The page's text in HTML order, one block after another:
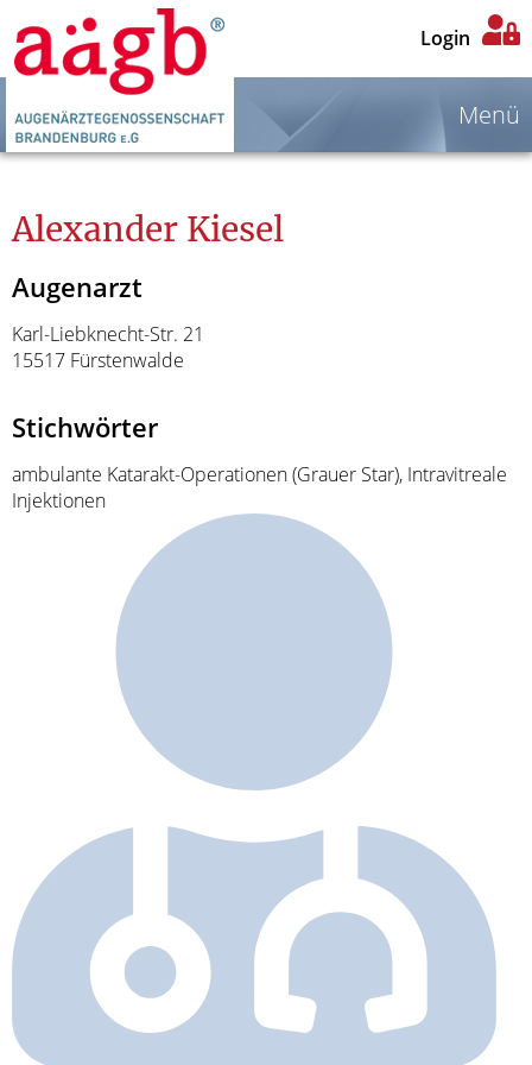
Login
Menü
Alexander Kiesel
Augenarzt
Karl-Liebknecht-Str. 21
15517 Fürstenwalde
Stichwörter
ambulante Katarakt-Operationen (Grauer Star), Intravitreale
Injektionen